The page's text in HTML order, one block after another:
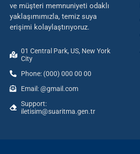
ve müşteri memnuniyeti odaklı
yaklaşımımızla, temiz suya
erişimi kolaylaştırıyoruz.
01 Central Park, US, New York
City
Phone: (000) 000 00 00
Email: @gmail.com
Support:
iletisim@suaritma.gen.tr